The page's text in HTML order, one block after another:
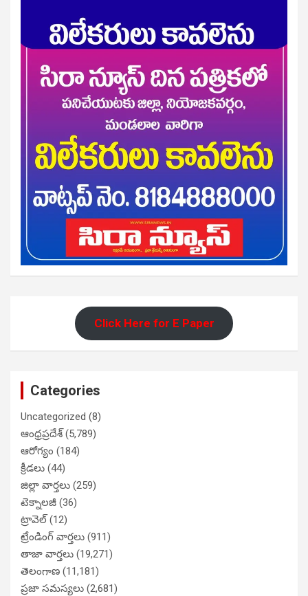
Click Here for E Paper
Categories
Uncategorized (8)
ఆంధ్రప్రదేశ్(5,789)
ఆరోగ్యం (184)
క్రీడలు (44)
జిల్లా వార్తలు (259)
టెక్నాలజీ (36)
ట్రావెల్(12)
ట్రేండింగ్ వార్తలు (911)
తాజా వార్తలు (19,271)
తెలంగాణ (11,181)
ప్రజా సమస్యలు (2,681)